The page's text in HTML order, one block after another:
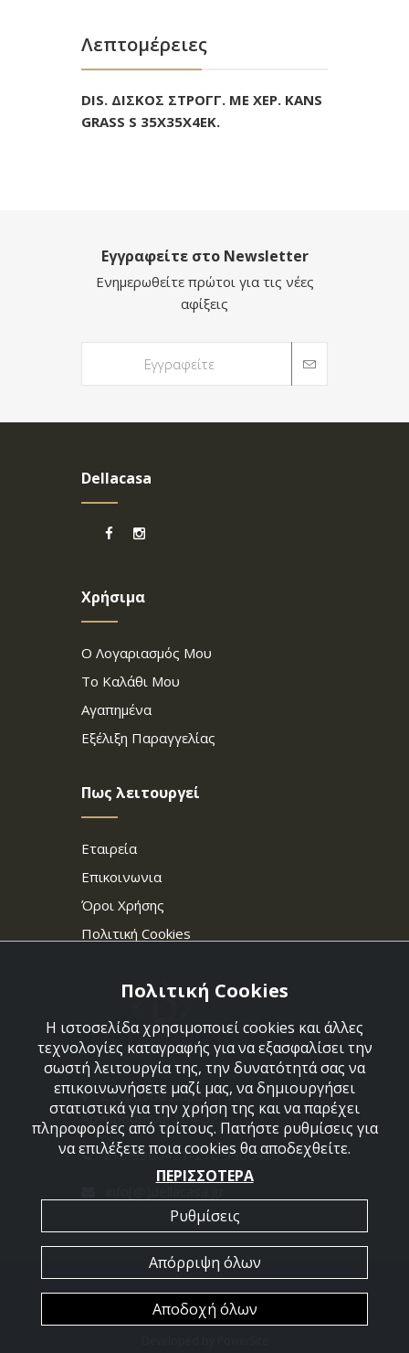
Λεπτομέρειες
DIS. ΔΙΣΚΟΣ ΣΤΡΟΓΓ. ΜΕ ΧΕΡ. KANS
GRASS S 35Χ35Χ4ΕΚ.
Εγγραφείτε στο Newsletter
Ενημερωθείτε πρώτοι για τις νέες
αφίξεις
Dellacasa
Χρήσιμα
Ο Λογαριασμός Μου
Το Καλάθι Μου
Αγαπημένα
Εξέλιξη Παραγγελίας
Πως λειτουργεί
Εταιρεία
Επικοινωνια
Όροι Χρήσης
Πολιτική Cookies
Στεφάνου Σαράφη 36,
Αργυρούπολη 164 52
210 9960427-210 9960489
2026 @ All Rights Reserved - Dellacasa
Πολιτική Cookies
Η ιστοσελίδα χρησιμοποιεί cookies και άλλες
τεχνολογίες καταγραφής για να εξασφαλίσει την
σωστή λειτουργία της, την δυνατότητά σας να
επικοινωνήσετε μαζί μας, να δημιουργήσει
στατιστικά για την χρήση της και να παρέχει
πληροφορίες από τρίτους. Πατήστε ρυθμίσεις για
να επιλέξετε ποια cookies θα αποδεχθείτε.
ΠΕΡΙΣΣΟΤΕΡΑ
Ρυθμίσεις
Απόρριψη όλων
Αποδοχή όλων